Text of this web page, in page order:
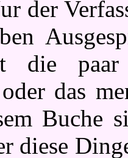
der
die paar
das
Buche
diese